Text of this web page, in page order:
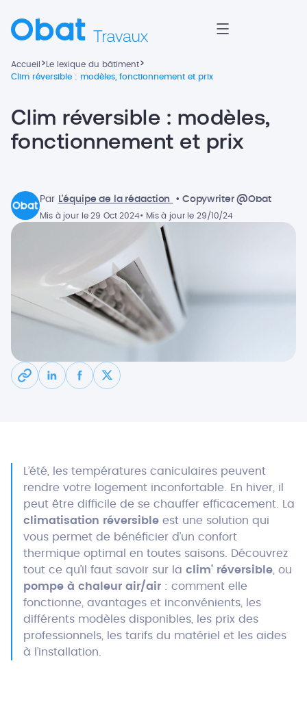
Accueil > Le lexique du bâtiment>
Clim réversible : modèles, fonctionnement et prix
Clim réversible : modèles,
fonctionnement et prix
Par L'équipe de la rédaction • Copywriter @Obat
Mis à jour le 29 Oct 2024• Mis à jour le 29/10/24
L’été, les températures caniculaires peuvent
rendre votre logement inconfortable. En hiver, il
peut être difficile de se chauffer efficacement. La
climatisation réversible est une solution qui
vous permet de bénéficier d’un confort
thermique optimal en toutes saisons. Découvrez
tout ce qu’il faut savoir sur la clim’ réversible , ou
pompe à chaleur air/air : comment elle
fonctionne, avantages et inconvénients, les
différents modèles disponibles, les prix des
professionnels, les tarifs du matériel et les aides
à l’installation.